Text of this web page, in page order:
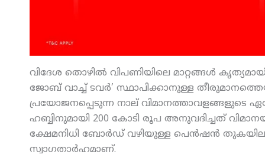
വിദേശ തൊഴില്‍ വിപണിയിലെ മാറ്റങ്ങള്‍
ജോബ് വാച്ച് ടവര്‍’ സ്ഥാപിക്കാനുള്ള
പ്രയോജനപ്പെടുന്ന നാല് വിമാനത്താവളങ്ങളുടെ
ഹബ്ബിനുമായി 200 കോടി രൂപ അനുവദിച്ചത്
ക്ഷേമനിധി ബോര്‍ഡ് വഴിയുള്ള പെന്‍ഷന്‍
സ്വാഗതാര്‍ഹമാണ്.